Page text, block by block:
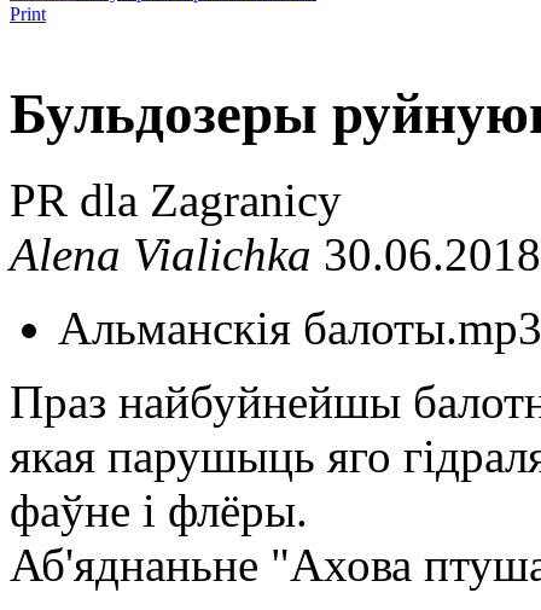
Print
Бульдозеры
PR dla Zagranicy
Alena Vialichka
Альманскія балоты.mp3
Праз найбуйнейшы
якая парушыць яго
фаўне і флёры.
Аб'яднаньне "Ахова